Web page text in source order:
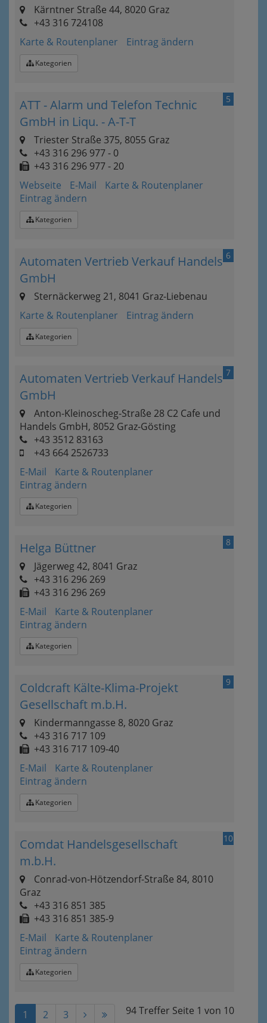
Kärntner Straße 44, 8020 Graz
+43 316 724108
Karte & Routenplaner
Eintrag ändern
Kategorien
5
ATT - Alarm und Telefon Technic
GmbH in Liqu. - A-T-T
Triester Straße 375, 8055 Graz
+43 316 296 977 - 0
+43 316 296 977 - 20
Webseite
E-Mail
Karte & Routenplaner
Eintrag ändern
Kategorien
6
Automaten Vertrieb Verkauf Handels
GmbH
Sternäckerweg 21, 8041 Graz-Liebenau
Karte & Routenplaner
Eintrag ändern
Kategorien
7
Automaten Vertrieb Verkauf Handels
GmbH
Anton-Kleinoscheg-Straße 28 C2 Cafe und
Handels GmbH, 8052 Graz-Gösting
+43 3512 83163
+43 664 2526733
E-Mail
Karte & Routenplaner
Eintrag ändern
Kategorien
8
Helga Büttner
Jägerweg 42, 8041 Graz
+43 316 296 269
+43 316 296 269
E-Mail
Karte & Routenplaner
Eintrag ändern
Kategorien
9
Coldcraft Kälte-Klima-Projekt
Gesellschaft m.b.H.
Kindermanngasse 8, 8020 Graz
+43 316 717 109
+43 316 717 109-40
E-Mail
Karte & Routenplaner
Eintrag ändern
Kategorien
10
Comdat Handelsgesellschaft
m.b.H.
Conrad-von-Hötzendorf-Straße 84, 8010
Graz
+43 316 851 385
+43 316 851 385-9
E-Mail
Karte & Routenplaner
Eintrag ändern
Kategorien
94 Treffer Seite 1 von 10
1 2 3